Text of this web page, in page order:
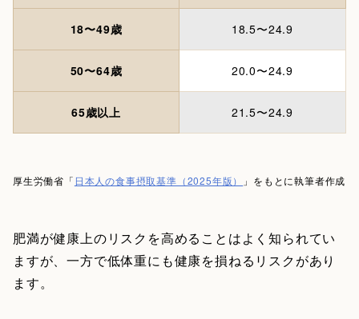
18〜49歳 18.5〜24.9
50〜64歳 20.0〜24.9
65歳以上 21.5〜24.9
厚生労働省「 日本人の食事摂取基準（2025年版） 」をもとに執筆者作成
肥満が健康上のリスクを高めることはよく知られてい
ますが、一方で低体重にも健康を損ねるリスクがあり
ます。